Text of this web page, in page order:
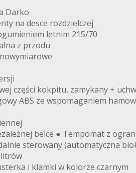
Darko
na desce rozdzielczej
letnim 215/70
z przodu
części kokpitu, zamykany +
ABS ze wspomaganiem
belce ● Tempomat z
sterowany (automatyczna
i klamki w kolorze czarnym